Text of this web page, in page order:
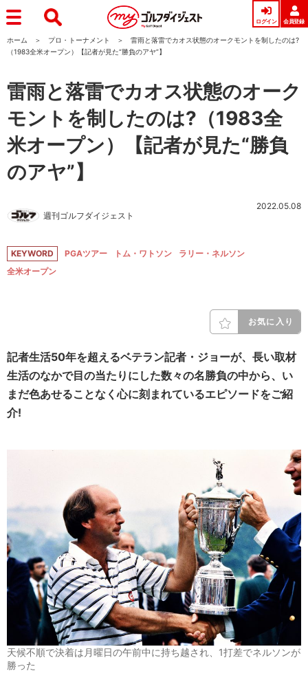
ログイン 会員登録
ホーム プロ・トーナメント
雷雨と落雷でカオス状態のオークモントを制したのは?
（1983全米オープン）【記者が見た“勝負のアヤ”】
雷雨と落雷でカオス状態のオーク
モントを制したのは?（1983全
米オープン）【記者が見た“勝負
のアヤ”】
週刊ゴルフダイジェスト
2022.05.08
KEYWORD PGAツアー トム・ワトソン
ラリー・ネルソン
全米オープン
お気に入り
記者生活50年を超えるベテラン記者・ジョーが、長い取材
生活のなかで目の当たりにした数々の名勝負の中から、い
まだ色あせることなく心に刻まれているエピソードをご紹
介!
天候不順で決着は月曜日の午前中に持ち越され、1打差でネルソンが
勝った